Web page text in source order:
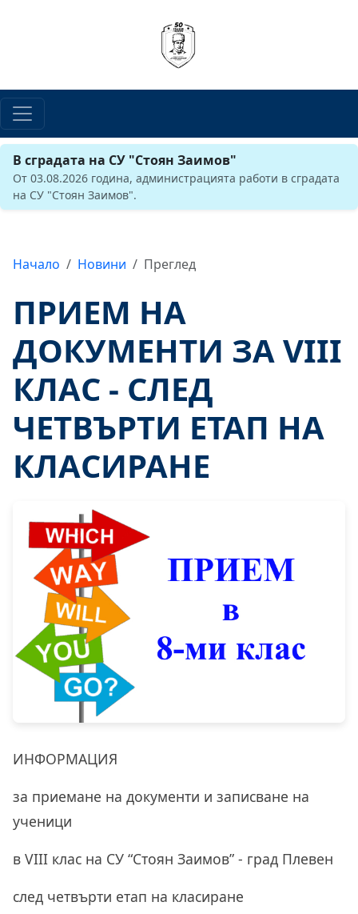
В сградата на СУ "Стоян Заимов"
От 03.08.2026 година, администрацията работи в сградата
на СУ "Стоян Заимов".
Начало Новини Преглед
ПРИЕМ НА
ДОКУМЕНТИ ЗА VIII
КЛАС - СЛЕД
ЧЕТВЪРТИ ЕТАП НА
КЛАСИРАНЕ
ИНФОРМАЦИЯ
за приемане на документи и записване на
ученици
в VIII клас на СУ “Стоян Заимов” - град Плевен
след четвърти етап на класиране